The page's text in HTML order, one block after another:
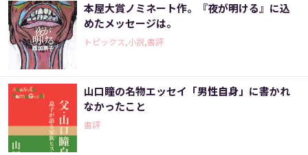
本屋大賞ノミネート作。『夜が明ける』に込
めたメッセージは。
トピックス,小説,書評
山口瞳の名物エッセイ「男性自身」に書かれ
なかったこと
書評